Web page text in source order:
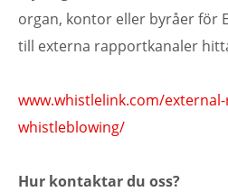
organ, kontor eller byråer för
till externa rapportkanaler
www.whistlelink.com/
whistleblowing/
Hur kontaktar du oss?